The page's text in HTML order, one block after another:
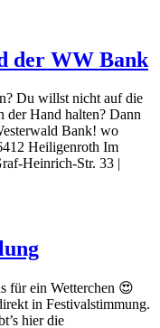
der WW Bank
Du willst nicht auf die
der Hand halten? Dann
Bank! wo
Heiligenroth Im
Heinrich-Str. 33 |
für ein Wetterchen 😍
in Festivalstimmung.
hier die